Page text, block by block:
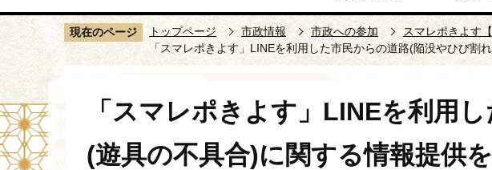
の
先
頭
で
す
現在のページ トップページ 市政情報 市政への参加
スマレポきよす
「スマレポきよす」LINEを利用した市民からの道路(陥没やひび割
「スマレポきよす」LINEを利用
(遊具の不具合)に関する情報提供